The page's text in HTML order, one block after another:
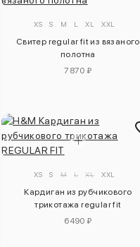
XS S M L XL XXL
Свитер regular fit из вязаного
полотна
7870 ₽
XS S M L XL XXL
Кардиган из рубчикового
трикотажа regular fit
6490 ₽